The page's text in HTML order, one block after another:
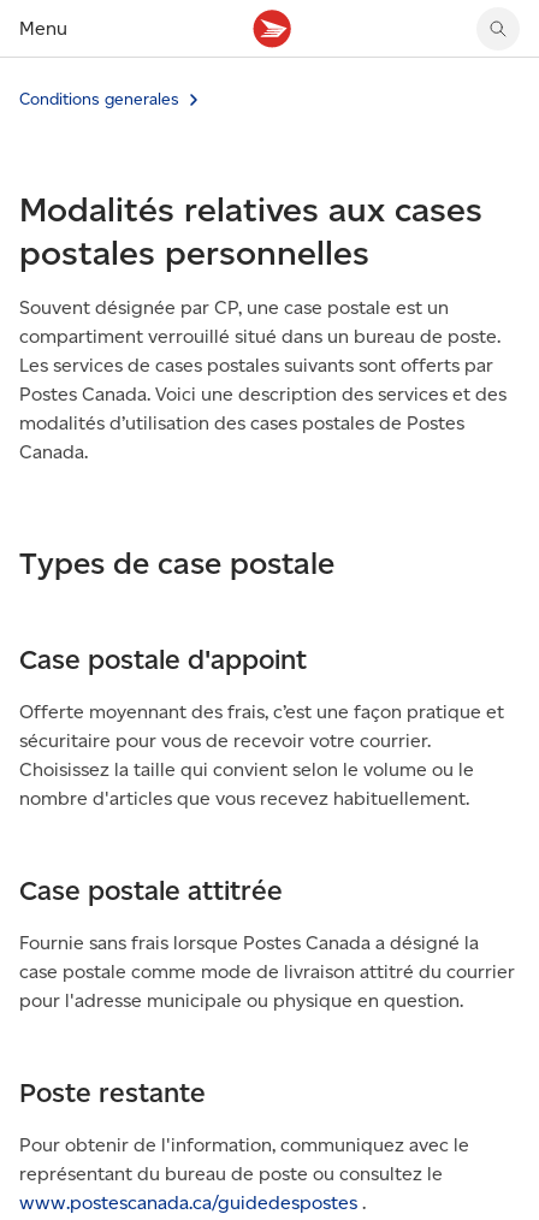
Menu
Tarifs des timbres
Faire un envoi au Canada
Acheter timbres et fournitures d’emballage
Conseils d’expédition
Suivre un envoi
Gérer courrier et colis
Boîtes postales et casiers
Compte MonArgent Postes Canada
Cartes et services prépayés
Voir les nouveaux timbres
Proposer un timbre
Magazine En détail
Conditions generales
Modalités relatives aux cases
postales personnelles
Souvent désignée par CP, une case postale est un
compartiment verrouillé situé dans un bureau de poste.
Les services de cases postales suivants sont offerts par
Postes Canada. Voici une description des services et des
modalités d’utilisation des cases postales de Postes
Canada.
Types de case postale
Case postale d'appoint
Offerte moyennant des frais, c’est une façon pratique et
sécuritaire pour vous de recevoir votre courrier.
Choisissez la taille qui convient selon le volume ou le
nombre d'articles que vous recevez habituellement.
Case postale attitrée
Fournie sans frais lorsque Postes Canada a désigné la
case postale comme mode de livraison attitré du courrier
pour l'adresse municipale ou physique en question.
Poste restante
Pour obtenir de l'information, communiquez avec le
représentant du bureau de poste ou consultez le
www.postescanada.ca/guidedespostes .